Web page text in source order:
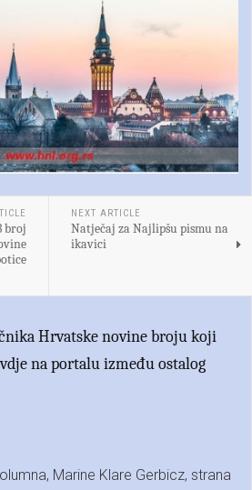
broj
NEXT ARTICLE
Natječaj za Najlipšu pismu na
ikavici
Hrvatske novine broju koji
na portalu između ostalog
Marine Klare Gerbicz, strana